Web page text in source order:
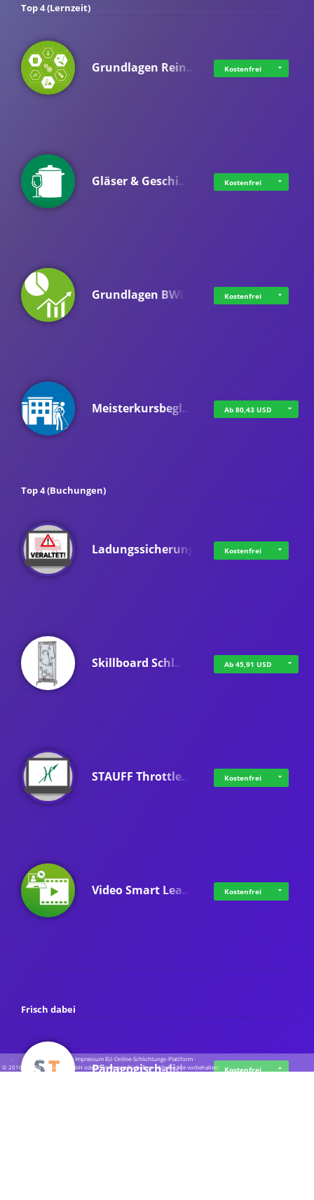
Top 4 (Lernzeit)
Grundlagen Rein… Kostenfrei
Gläser & Geschi… Kostenfrei
Grundlagen BWL Kostenfrei
Meisterkursbegl… Ab 80,43 USD
Top 4 (Buchungen)
Ladungssicherung Kostenfrei
Skillboard Schl… Ab 45,91 USD
STAUFF Throttle… Kostenfrei
Video Smart Lea… Kostenfrei
Frisch dabei
Pädagogisch-did… Kostenfrei
· · ·Datenschutz ·Impressum EU-Online-Schlichtungs-Plattform·
© 2016 - 2026 SupraTix GmbH oder Partnergesellschaften - Alle Rechte vorbehalten.